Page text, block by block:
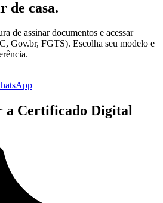
de casa.
de assinar documentos e acessar
Gov.br, FGTS). Escolha seu modelo e
a Certificado Digital